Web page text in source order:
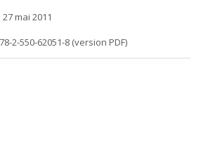
mai 2011
2-550-62051-8 (version PDF)